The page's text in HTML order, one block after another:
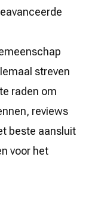
streven
raden om
reviews
beste aansluit
voor het